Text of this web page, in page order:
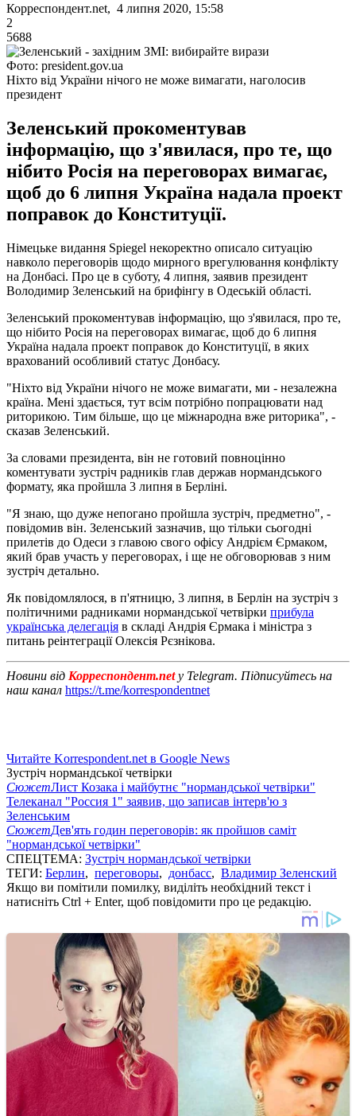
Корреспондент.net, 4 липня 2020, 15:58
2
5688
Фото: president.gov.ua
Ніхто від України нічого не може вимагати, наголосив
президент
Зеленський прокоментував
інформацію, що з'явилася, про те, що
нібито Росія на переговорах вимагає,
щоб до 6 липня Україна надала проект
поправок до Конституції.
Німецьке видання Spiegel некоректно описало ситуацію
навколо переговорів щодо мирного врегулювання конфлікту
на Донбасі. Про це в суботу, 4 липня, заявив президент
Володимир Зеленський на брифінгу в Одеській області.
Зеленський прокоментував інформацію, що з'явилася, про те,
що нібито Росія на переговорах вимагає, щоб до 6 липня
Україна надала проект поправок до Конституції, в яких
врахований особливий статус Донбасу.
"Ніхто від України нічого не може вимагати, ми - незалежна
країна. Мені здається, тут всім потрібно попрацювати над
риторикою. Тим більше, що це міжнародна вже риторика", -
сказав Зеленський.
За словами президента, він не готовий повноцінно
коментувати зустріч радників глав держав нормандського
формату, яка пройшла 3 липня в Берліні.
"Я знаю, що дуже непогано пройшла зустріч, предметно", -
повідомив він. Зеленський зазначив, що тільки сьогодні
прилетів до Одеси з главою свого офісу Андрієм Єрмаком,
який брав участь у переговорах, і ще не обговорював з ним
зустріч детально.
Як повідомлялося, в п'ятницю, 3 липня, в Берлін на зустріч з
політичними радниками нормандської четвірки прибула
українська делегація в складі Андрія Єрмака і міністра з
питань реінтеграції Олексія Рєзнікова.
Новини від Корреспондент.net у Telegram. Підписуйтесь на
наш канал https://t.me/korrespondentnet
Читайте Korrespondent.net в Google News
Зустріч нормандської четвірки
СюжетЛист Козака і майбутнє "нормандської четвірки"
Телеканал "Россия 1" заявив, що записав інтерв'ю з
Зеленським
СюжетДев'ять годин переговорів: як пройшов саміт
"нормандської четвірки"
СПЕЦТЕМА: Зустріч нормандської четвірки
ТЕГИ: Берлин, переговоры, донбасс, Владимир Зеленский
Якщо ви помітили помилку, виділіть необхідний текст і
натисніть Ctrl + Enter, щоб повідомити про це редакцію.